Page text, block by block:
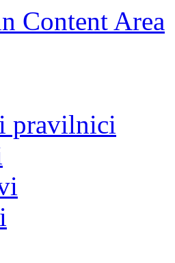
Content Area
pravilnici